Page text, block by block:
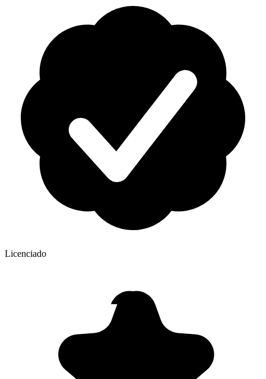
Licenciado